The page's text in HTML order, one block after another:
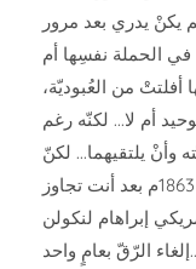
يكنْ يدري بعد مرور
الحملة نفسِها أم
أفلتتْ من العُبوديّة،
أم لا... لكنّه رغم
وأنْ يلتقيهما... لكنّ
آماله لم تتحقّق، ويموت عبدًا في عام 1863م بعد أنت تجاوز
إبراهام لنكولن
واحد...